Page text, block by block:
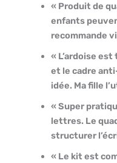
« Produit de
enfants
recommande
« L’ardoise
et le cadre
idée. Ma fille
« Super
lettres. Le
structurer
« Le kit est